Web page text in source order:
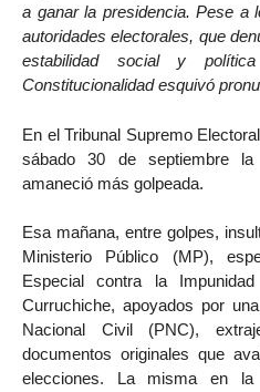
a ganar la presidencia. Pese a
autoridades electorales, que
estabilidad social y
Constitucionalidad esquivó
En el Tribunal Supremo
sábado 30 de septiembre la
amaneció más golpeada.
Esa mañana, entre golpes,
Ministerio Público (MP),
Especial contra la
Curruchiche, apoyados por
Nacional Civil (PNC),
documentos originales que
elecciones. La misma en la